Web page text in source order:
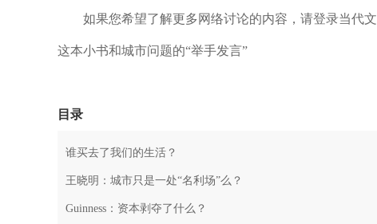
如果您希望了解更多网络讨论的内容，请登录当代文化
这本小书和城市问题的“举手发言”
目录
谁买去了我们的生活？
王晓明：城市只是一处“名利场”么？
Guinness：资本剥夺了什么？